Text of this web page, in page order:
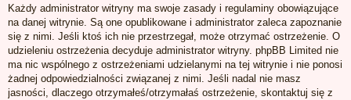
Każdy administrator witryny ma swoje zasady i regulaminy obowiązujące
na danej witrynie. Są one opublikowane i administrator zaleca zapoznanie
się z nimi. Jeśli ktoś ich nie przestrzegał, może otrzymać ostrzeżenie. O
udzieleniu ostrzeżenia decyduje administrator witryny. phpBB Limited nie
ma nic wspólnego z ostrzeżeniami udzielanymi na tej witrynie i nie ponosi
żadnej odpowiedzialności związanej z nimi. Jeśli nadal nie masz
jasności, dlaczego otrzymałeś/otrzymałaś ostrzeżenie, skontaktuj się z